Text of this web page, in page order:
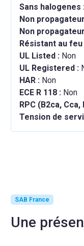
Sans halogenes
Non
Non
Résistant au feu
UL Listed : Non
UL Registered :
HAR : Non
ECE R 118 : Non
RPC (B2ca, Cca,
Tension de
SAB France
Une